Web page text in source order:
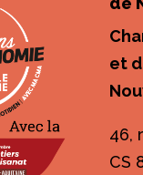
et
46,
CS